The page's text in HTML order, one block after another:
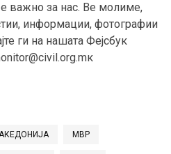
важно за нас. Ве молиме,
информации, фотографии
ги на нашата Фејсбук
МВР